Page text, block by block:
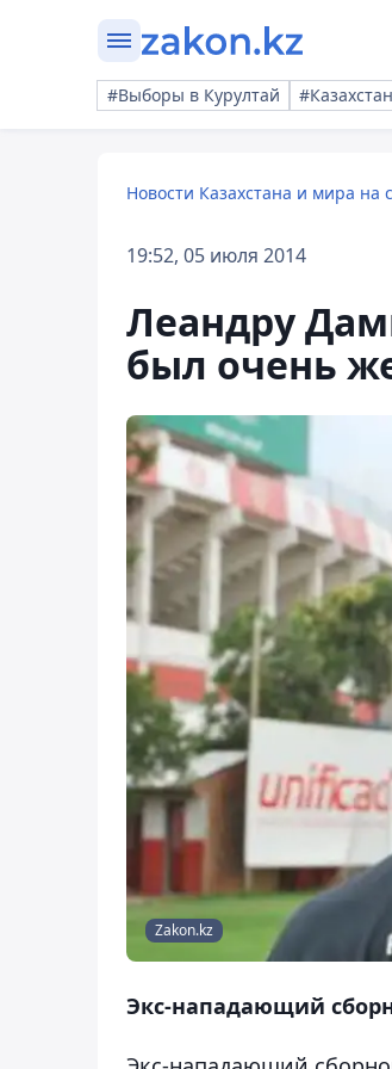
#Выборы в Курултай
Новости Казахстана и мира на
19:52, 05 июля 2014
Леандру
был очень
Zakon.kz
Экс-нападающий